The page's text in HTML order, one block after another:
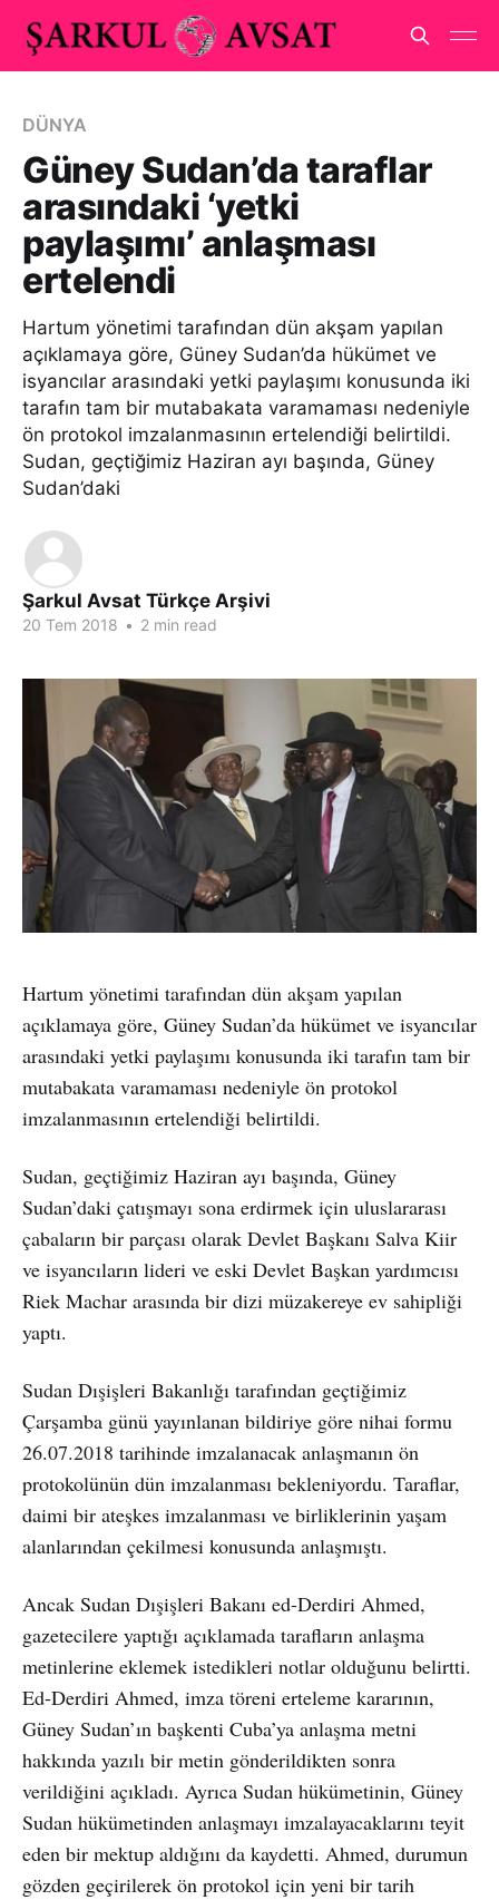
DÜNYA
Güney Sudan’da taraflar
arasındaki ‘yetki
paylaşımı’ anlaşması
ertelendi
Hartum yönetimi tarafından dün akşam yapılan
açıklamaya göre, Güney Sudan’da hükümet ve
isyancılar arasındaki yetki paylaşımı konusunda iki
tarafın tam bir mutabakata varamaması nedeniyle
ön protokol imzalanmasının ertelendiği belirtildi.
Sudan, geçtiğimiz Haziran ayı başında, Güney
Sudan’daki
Şarkul Avsat Türkçe Arşivi
20 Tem 2018 • 2 min read
Hartum yönetimi tarafından dün akşam yapılan
açıklamaya göre, Güney Sudan’da hükümet ve isyancılar
arasındaki yetki paylaşımı konusunda iki tarafın tam bir
mutabakata varamaması nedeniyle ön protokol
imzalanmasının ertelendiği belirtildi.
Sudan, geçtiğimiz Haziran ayı başında, Güney
Sudan’daki çatışmayı sona erdirmek için uluslararası
çabaların bir parçası olarak Devlet Başkanı Salva Kiir
ve isyancıların lideri ve eski Devlet Başkan yardımcısı
Riek Machar arasında bir dizi müzakereye ev sahipliği
yaptı.
Sudan Dışişleri Bakanlığı tarafından geçtiğimiz
Çarşamba günü yayınlanan bildiriye göre nihai formu
26.07.2018 tarihinde imzalanacak anlaşmanın ön
protokolünün dün imzalanması bekleniyordu. Taraflar,
daimi bir ateşkes imzalanması ve birliklerinin yaşam
alanlarından çekilmesi konusunda anlaşmıştı.
Ancak Sudan Dışişleri Bakanı ed-Derdiri Ahmed,
gazetecilere yaptığı açıklamada tarafların anlaşma
metinlerine eklemek istedikleri notlar olduğunu belirtti.
Ed-Derdiri Ahmed, imza töreni erteleme kararının,
Güney Sudan’ın başkenti Cuba’ya anlaşma metni
hakkında yazılı bir metin gönderildikten sonra
verildiğini açıkladı. Ayrıca Sudan hükümetinin, Güney
Sudan hükümetinden anlaşmayı imzalayacaklarını teyit
eden bir mektup aldığını da kaydetti. Ahmed, durumun
gözden geçirilerek ön protokol için yeni bir tarih